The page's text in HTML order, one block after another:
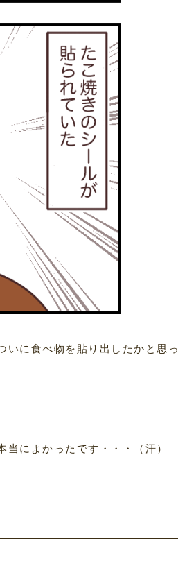
いに食べ物を貼り出したかと思っ
によかったです・・・（汗）